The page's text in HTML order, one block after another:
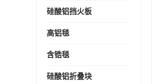
硅酸铝挡火板
高铝毯
含锆毯
硅酸铝折叠块